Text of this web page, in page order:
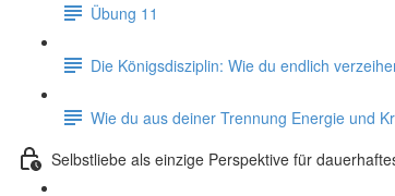
Übung 11
Die Königsdisziplin: Wie du endlich
Wie du aus deiner Trennung Energie und
Selbstliebe als einzige Perspektive für